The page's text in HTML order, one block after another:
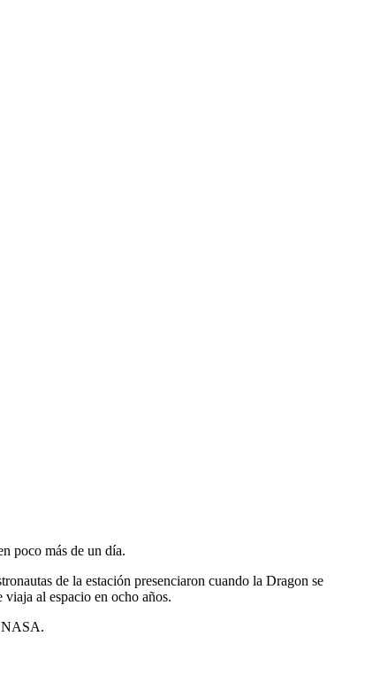
poco más de un dí­a.
de la estación presenciaron cuando la Dragon se
al espacio en ocho años.
NASA.